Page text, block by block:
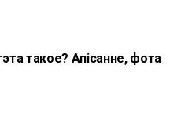
такое? Апісанне, фота